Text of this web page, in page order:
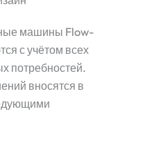
машины Flow-
с учётом всех
потребностей.
вносятся в